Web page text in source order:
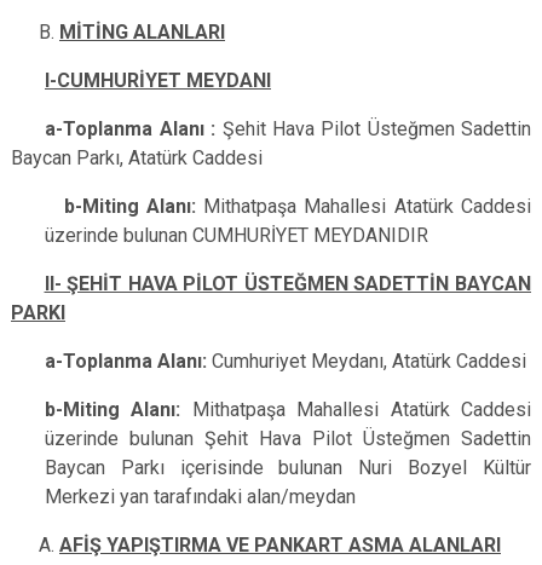
MİTİNG ALANLARI
I-CUMHURİYET MEYDANI
a-Toplanma Alanı : Şehit Hava Pilot Üsteğmen Sadettin
Baycan Parkı, Atatürk Caddesi
b-Miting Alanı: Mithatpaşa Mahallesi Atatürk Caddesi
üzerinde bulunan CUMHURİYET MEYDANIDIR
II- ŞEHİT HAVA PİLOT ÜSTEĞMEN SADETTİN BAYCAN
PARKI
a-Toplanma Alanı: Cumhuriyet Meydanı, Atatürk Caddesi
b-Miting Alanı: Mithatpaşa Mahallesi Atatürk Caddesi
üzerinde bulunan Şehit Hava Pilot Üsteğmen Sadettin
Baycan Parkı içerisinde bulunan Nuri Bozyel Kültür
Merkezi yan tarafındaki alan/meydan
AFİŞ YAPIŞTIRMA VE PANKART ASMA ALANLARI